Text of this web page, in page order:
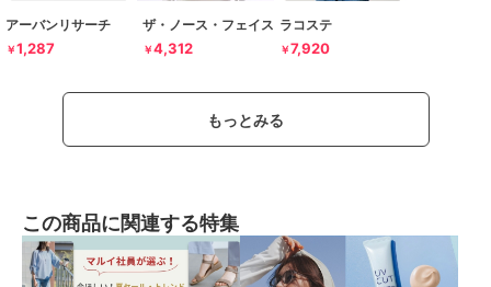
アーバンリサーチ
￥1,287
ザ・ノース・フェイス
￥4,312
ラコステ
￥7,920
もっとみる
この商品に関連する特集